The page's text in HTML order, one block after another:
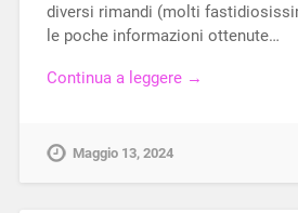
diversi rimandi (molti
le poche informazioni ottenute…
Continua a leggere →
Maggio 13, 2024